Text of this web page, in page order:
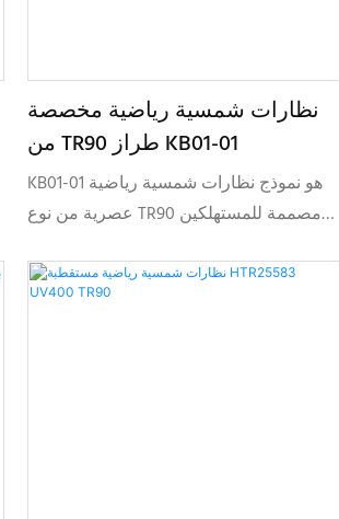
نظارات شمسية رياضية مخصصة
من TR90 طراز KB01-01
KB01-01 هو نموذج نظارات شمسية رياضية
عصرية من نوع TR90 مصممة للمستهلكين
وإمكانية تخصيص العلامة التجارية للاستخدام